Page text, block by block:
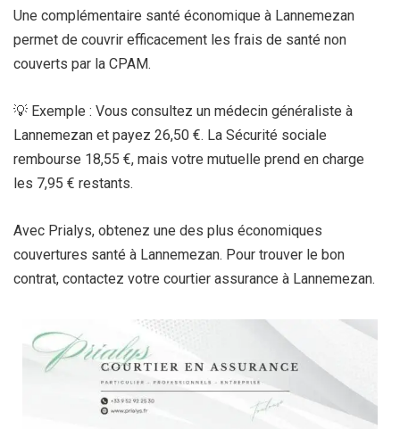
Une complémentaire santé économique à Lannemezan
permet de couvrir efficacement les frais de santé non
couverts par la CPAM.
💡 Exemple : Vous consultez un médecin généraliste à
Lannemezan et payez 26,50 €. La Sécurité sociale
rembourse 18,55 €, mais votre mutuelle prend en charge
les 7,95 € restants.
Avec Prialys, obtenez une des plus économiques
couvertures santé à Lannemezan. Pour trouver le bon
contrat, contactez votre courtier assurance à Lannemezan.